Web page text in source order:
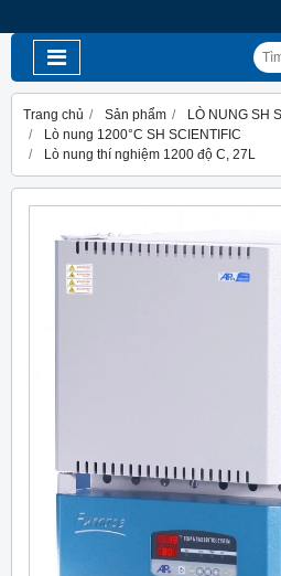
Trang chủ Sản phẩm
LÒ NUNG SH
Lò nung 1200°C SH SCIENTIFIC
Lò nung thí nghiệm 1200 độ C, 27L